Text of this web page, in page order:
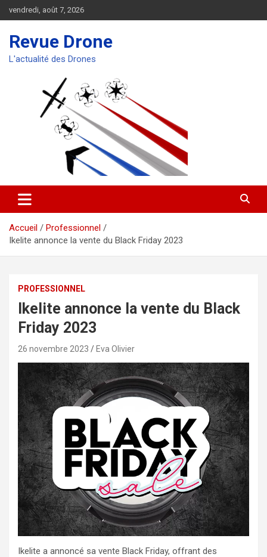
au
vendredi, août 7, 2026
Revue Drone
L'actualité des Drones
Accueil
Professionnel
Ikelite annonce la vente du Black Friday 2023
PROFESSIONNEL
Ikelite annonce la vente du Black
Friday 2023
26 novembre 2023 Eva Olivier
Ikelite a annoncé sa vente Black Friday, offrant des